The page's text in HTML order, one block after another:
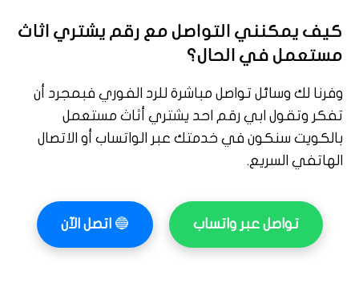
كيف يمكنني التواصل مع رقم يشتري اثاث
مستعمل في الحال؟
وفرنا لك وسائل تواصل مباشرة للرد الفوري فبمجرد أن
تفكر وتقول ابي رقم احد يشتري أثاث مستعمل
بالكويت سنكون في خدمتك عبر الواتساب أو الاتصال
الهاتفي السريع.
تواصل عبر واتساب 🔵اتصل الآن